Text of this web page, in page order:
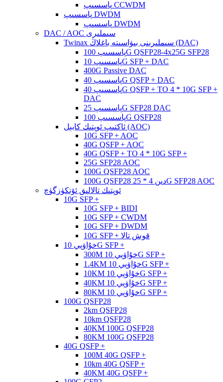
پاسسىپ CCWDM
پاسسىپ DWDM
پاسسىپ DWDM
DAC / AOC سىملىرى
Twinax سىملىرىنى بىۋاسىتە باغلاڭ (DAC)
پاسسىپ 100G QSFP28-4x25G SFP28
پاسسىپ 10G SFP + DAC
400G Passive DAC
پاسسىپ 40G QSFP + DAC
پاسسىپ 40G QSFP + TO 4 * 10G SFP +
DAC
پاسسىپ 25G SFP28 DAC
پاسسىپ 100G QSFP28
ئاكتىپ ئوپتىك كابېل (AOC)
10G SFP + AOC
40G QSFP + AOC
40G QSFP + TO 4 * 10G SFP +
25G SFP28 AOC
100G QSFP28 AOC
100G QSFP28 دىن 4 * 25G SFP28 AOC
ئوپتىك تالالىق ئۆتكۈزگۈچ
10G SFP +
10G SFP + BIDI
10G SFP + CWDM
10G SFP + DWDM
10G SFP + قوش تالا
خۇاۋېي 10G SFP +
300M خۇاۋېي 10G SFP +
1.4KM خۇاۋېي 10G SFP +
10KM خۇاۋېي 10G SFP +
40KM خۇاۋېي 10G SFP +
80KM خۇاۋېي 10G SFP +
100G QSFP28
2km QSFP28
10km QSFP28
40KM 100G QSFP28
80KM 100G QSFP28
40G QSFP +
100M 40G QSFP +
10km 40G QSFP +
40KM 40G QSFP +